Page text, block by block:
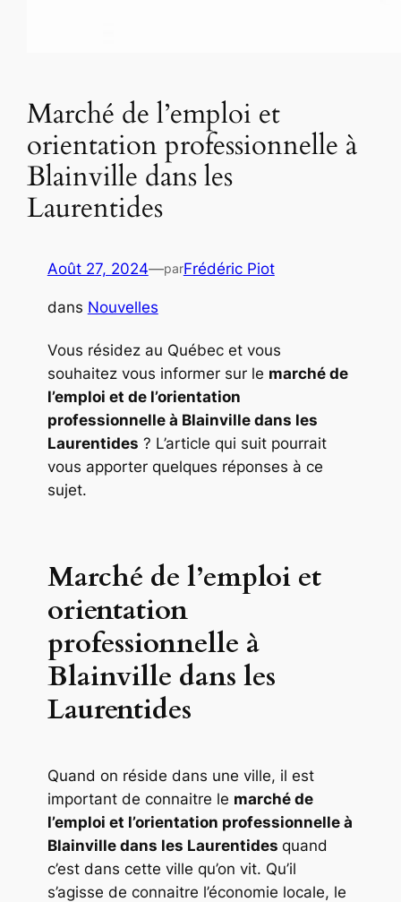
Marché de l’emploi et
orientation professionnelle à
Blainville dans les
Laurentides
Août 27, 2024—parFrédéric Piot
dans Nouvelles
Vous résidez au Québec et vous
souhaitez vous informer sur le marché de
l’emploi et de l’orientation
professionnelle à Blainville dans les
Laurentides ? L’article qui suit pourrait
vous apporter quelques réponses à ce
sujet.
Marché de l’emploi et
orientation
professionnelle à
Blainville dans les
Laurentides
Quand on réside dans une ville, il est
important de connaitre le marché de
l’emploi et l’orientation professionnelle à
Blainville dans les Laurentides quand
c’est dans cette ville qu’on vit. Qu’il
s’agisse de connaitre l’économie locale, le